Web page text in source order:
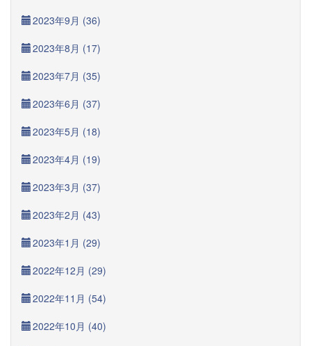
2023年9月 (36)
2023年8月 (17)
2023年7月 (35)
2023年6月 (37)
2023年5月 (18)
2023年4月 (19)
2023年3月 (37)
2023年2月 (43)
2023年1月 (29)
2022年12月 (29)
2022年11月 (54)
2022年10月 (40)